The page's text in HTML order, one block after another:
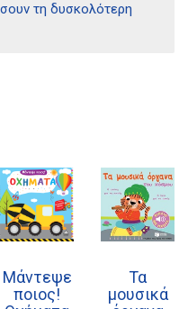
τη δυσκολότερη
Μάντεψε
ποιος!
Τα
μουσικά
δεδομένων